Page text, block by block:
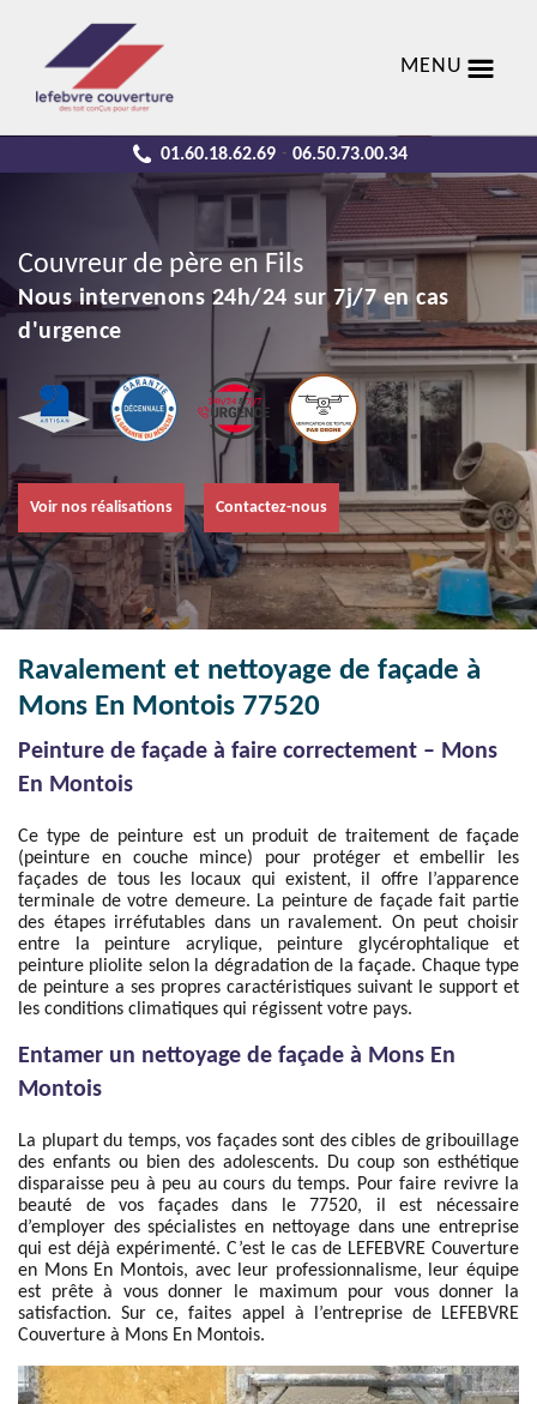
MENU
01.60.18.62.69 - 06.50.73.00.34
Couvreur de père en Fils
Nous intervenons 24h/24 sur 7j/7 en cas
d'urgence
Voir nos réalisations Contactez-nous
Ravalement et nettoyage de façade à
Mons En Montois 77520
Peinture de façade à faire correctement – Mons
En Montois
Ce type de peinture est un produit de traitement de façade
(peinture en couche mince) pour protéger et embellir les
façades de tous les locaux qui existent, il offre l’apparence
terminale de votre demeure. La peinture de façade fait partie
des étapes irréfutables dans un ravalement. On peut choisir
entre la peinture acrylique, peinture glycérophtalique et
peinture pliolite selon la dégradation de la façade. Chaque type
de peinture a ses propres caractéristiques suivant le support et
les conditions climatiques qui régissent votre pays.
Entamer un nettoyage de façade à Mons En
Montois
La plupart du temps, vos façades sont des cibles de gribouillage
des enfants ou bien des adolescents. Du coup son esthétique
disparaisse peu à peu au cours du temps. Pour faire revivre la
beauté de vos façades dans le 77520, il est nécessaire
d’employer des spécialistes en nettoyage dans une entreprise
qui est déjà expérimenté. C’est le cas de LEFEBVRE Couverture
en Mons En Montois, avec leur professionnalisme, leur équipe
est prête à vous donner le maximum pour vous donner la
satisfaction. Sur ce, faites appel à l’entreprise de LEFEBVRE
Couverture à Mons En Montois.